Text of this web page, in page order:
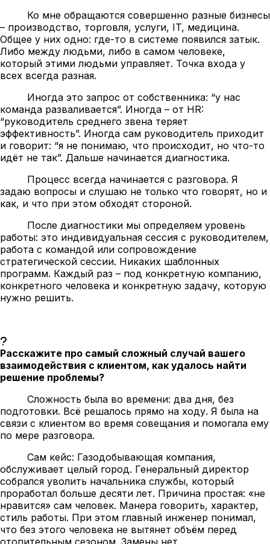
Ко мне обращаются совершенно разные бизнесы
– производство, торговля, услуги, IT, медицина.
Общее у них одно: где-то в системе появился затык.
Либо между людьми, либо в самом человеке,
который этими людьми управляет. Точка входа у
всех всегда разная.
Иногда это запрос от собственника: “у нас
команда разваливается”. Иногда – от HR:
“руководитель среднего звена теряет
эффективность”. Иногда сам руководитель приходит
и говорит: “я не понимаю, что происходит, но что-то
идёт не так”. Дальше начинается диагностика.
Процесс всегда начинается с разговора. Я
задаю вопросы и слушаю не только что говорят, но и
как, и что при этом обходят стороной.
После диагностики мы определяем уровень
работы: это индивидуальная сессия с руководителем,
работа с командой или сопровождение
стратегической сессии. Никаких шаблонных
программ. Каждый раз – под конкретную компанию,
конкретного человека и конкретную задачу, которую
нужно решить.
Расскажите про самый сложный случай вашего
взаимодействия с клиентом, как удалось найти
решение проблемы?
Сложность была во времени: два дня, без
подготовки. Всё решалось прямо на ходу. Я была на
связи с клиентом во время совещания и помогала ему
по мере разговора.
Сам кейс: Газодобывающая компания,
обслуживает целый город. Генеральный директор
собрался уволить начальника службы, который
проработал больше десяти лет. Причина простая: «не
нравится» сам человек. Манера говорить, характер,
стиль работы. При этом главный инженер понимал,
что без этого человека не вытянет объём перед
отопительным сезоном. Замены нет.